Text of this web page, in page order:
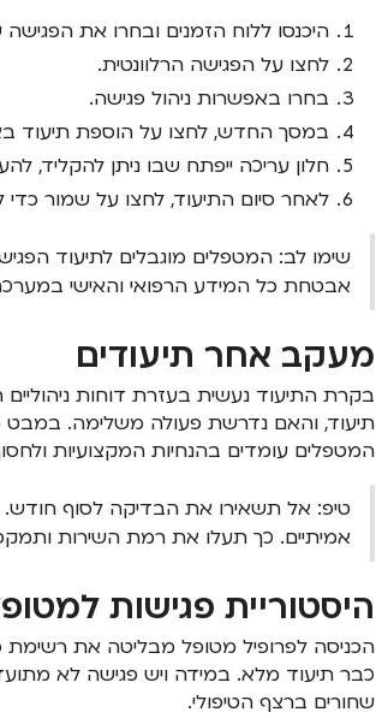
היכנסו ללוח הזמנים ובחרו את
לחצו על הפגישה הרלוונטית.
בחרו באפשרות ניהול פגישה.
במסך החדש, לחצו על הוספת תיעוד
חלון עריכה ייפתח שבו ניתן להקליד,
לאחר סיום התיעוד, לחצו על שמור
שימו לב: המטפלים מוגבלים לתיעוד
אבטחת כל המידע הרפואי והאישי
מעקב אחר תיעודים
בקרת התיעוד נעשית בעזרת דוחות
תיעוד, והאם נדרשת פעולה משלימה. במבט
המטפלים עומדים בהנחיות המקצועיות
טיפ: אל תשאירו את הבדיקה לסוף חודש.
אמיתיים. כך תעלו את רמת השירות
היסטוריית פגישות
הכניסה לפרופיל מטופל מבליטה את רשימת
כבר תיעוד מלא. במידה ויש פגישה לא
שחורים ברצף הטיפולי.